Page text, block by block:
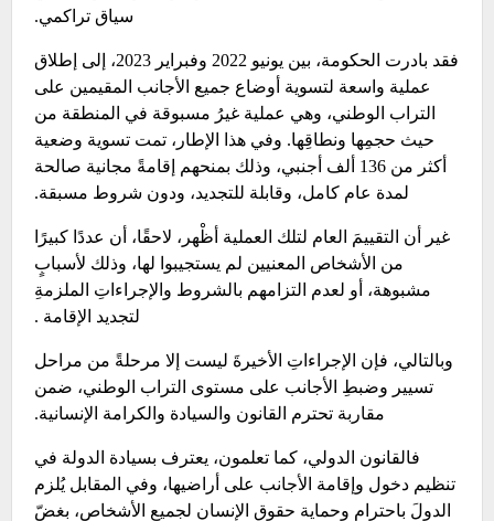
سياق تراكمي.
فقد بادرت الحكومة، بين يونيو 2022 وفبراير 2023، إلى إطلاق
عملية واسعة لتسوية أوضاع جميع الأجانب المقيمين على
التراب الوطني، وهي عملية غيرُ مسبوقة في المنطقة من
حيث حجمِها ونطاقِها. وفي هذا الإطار، تمت تسوية وضعية
أكثر من 136 ألف أجنبي، وذلك بمنحهم إقامةً مجانية صالحة
لمدة عام كامل، وقابلة للتجديد، ودون شروط مسبقة.
غير أن التقييمَ العام لتلك العملية أظْهر، لاحقًا، أن عددًا كبيرًا
من الأشخاص المعنيين لم يستجيبوا لها، وذلك لأسبابٍ
مشبوهة، أو لعدم التزامهم بالشروط والإجراءاتِ الملزمةِ
لتجديد الإقامة .
وبالتالي، فإن الإجراءاتِ الأخيرةَ ليست إلا مرحلةً من مراحل
تسيير وضبطِ الأجانب على مستوى التراب الوطني، ضمن
مقاربة تحترم القانون والسيادة والكرامة الإنسانية.
فالقانون الدولي، كما تعلمون، يعترف بسيادة الدولة في
تنظيم دخول وإقامة الأجانب على أراضيها، وفي المقابل يُلزم
الدولَ باحترام وحماية حقوق الإنسان لجميع الأشخاص، بغضّ